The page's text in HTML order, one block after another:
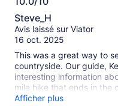
tasting. There is a lunch
participants can choose
wine to drink. The food
additional cost. Giovanni
knowledgeable and very
the natural environment.
10.0
sur
10
Steve_H
Avis laissé sur Viator
16 oct. 2025
This was a great way to
countryside. Our guide,
interesting information
mile hike that ends in the
not much to the town but
Afficher plus